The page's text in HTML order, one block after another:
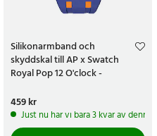
Silikonarmband och
skyddskal till AP x Swatch
Royal Pop 12 O'clock -
Pris:459 kr
459 kr
Just nu har vi bara 3 kvar av denna